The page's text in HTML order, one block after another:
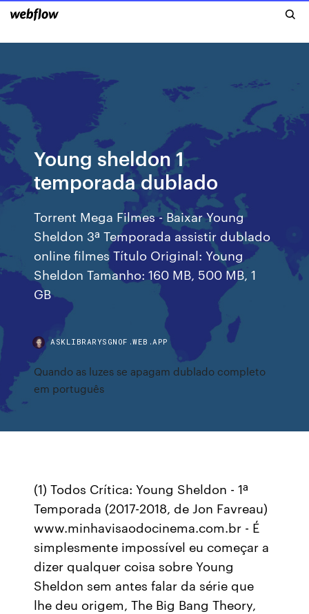
Young sheldon 1
temporada dublado
Torrent Mega Filmes - Baixar Young
Sheldon 3ª Temporada assistir dublado
online filmes Título Original: Young
Sheldon Tamanho: 160 MB, 500 MB, 1
GB
ASKLIBRARYSGNOF.WEB.APP
Quando as luzes se apagam dublado completo
em português
(1) Todos Crítica: Young Sheldon - 1ª
Temporada (2017-2018, de Jon Favreau)
www.minhavisaodocinema.com.br - É
simplesmente impossível eu começar a
dizer qualquer coisa sobre Young
Sheldon sem antes falar da série que
lhe deu origem, The Big Bang Theory,